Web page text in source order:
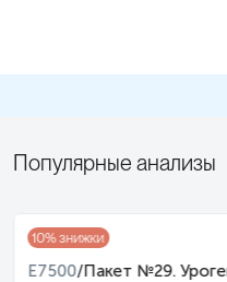
Популярные анализы
10% знижки
E7500/Пакет №29.